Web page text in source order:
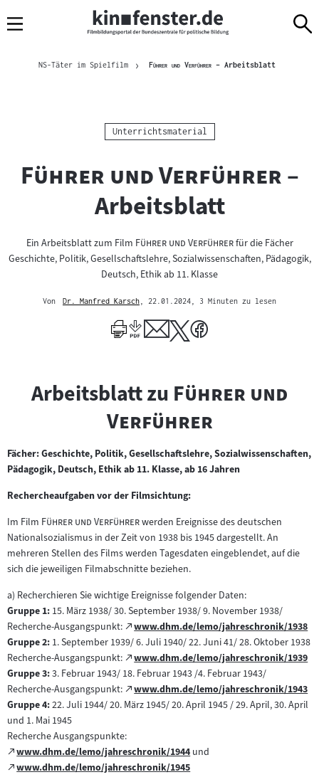
Navigation
zum
zur
Brotkrümelnavigation
NS-Täter im Spielfilm "
Führer und Verführer"– ArbeitsblattAktuelle
Kategorie:
Unterrichtsmaterial
"
Führer und Verführer"–
Arbeitsblatt
Ein Arbeitsblatt zum Film "Führer und Verführer"für die Fächer
Geschichte, Politik, Gesellschaftslehre, Sozialwissenschaften, Pädagogik,
Deutsch, Ethik ab 11. Klasse
Von
Dr. Manfred Karsch
Author
, 22.01.2024 , 3 Minuten zu lesen
Arbeitsblatt zu "
Führer und
Verführer"
Fächer: Geschichte, Politik, Gesellschaftslehre, Sozialwissenschaften,
Pädagogik, Deutsch, Ethik ab 11. Klasse, ab 16 Jahren
Rechercheaufgaben vor der Filmsichtung:
Im Film "Führer und Verführer"werden Ereignisse des deutschen
Nationalsozialismus in der Zeit von 1938 bis 1945 dargestellt. An
mehreren Stellen des Films werden Tagesdaten eingeblendet, auf die
sich die jeweiligen Filmabschnitte beziehen.
a) Recherchieren Sie wichtige Ereignisse folgender Daten:
Gruppe 1: 15. März 1938/ 30. September 1938/ 9. November 1938/
Recherche-Ausgangspunkt:
Zum
externen
Inhalt:
www.dhm.de/lemo/jahreschronik/1938
(öffnet
im
neuen
Tab)
Gruppe 2: 1. September 1939/ 6. Juli 1940/ 22. Juni 41/ 28. Oktober 1938
Recherche-Ausgangspunkt:
Zum
externen
Inhalt:
www.dhm.de/lemo/jahreschronik/1939
(öffnet
im
neuen
Tab)
Gruppe 3:3. Februar 1943/ 18. Februar 1943 /4. Februar 1943/
Recherche-Ausgangspunkt:
Zum
externen
www.dhm.de/lemo/jahreschronik/1943
(öffnet
im
Tab)
Gruppe 4:22. Juli 1944/ 20. März 1945/ 20. April 1945 / 29. April, 30. April
und 1. Mai 1945
Recherche Ausgangspunkte:
Zum
externen
www.dhm.de/lemo/jahreschronik/1944
(öffnet
im
und
Zum
www.dhm.de/lemo/jahreschronik/1945
(öffnet